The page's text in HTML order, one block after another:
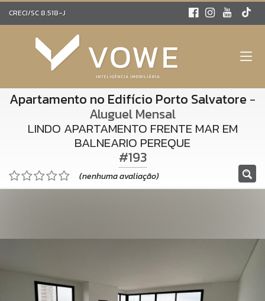
CRECI/SC 8.518-J
Apartamento no Edifício Porto Salvatore -
Aluguel Mensal
LINDO APARTAMENTO FRENTE MAR EM
BALNEARIO PEREQUE
#193
(nenhuma avaliação)